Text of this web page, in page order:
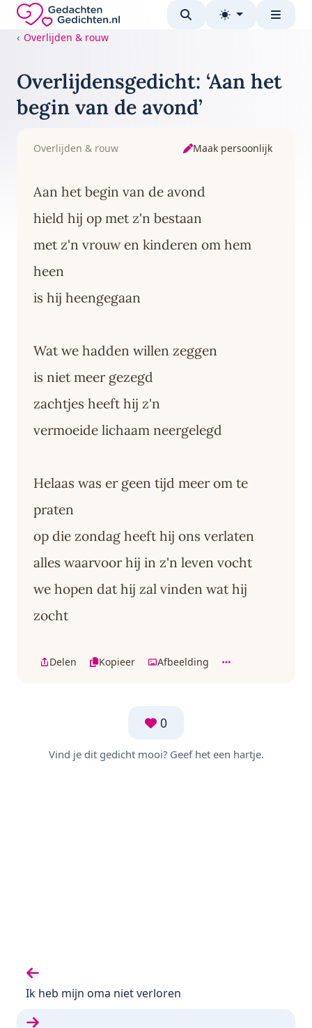
Direct naar de inhoud
Gedachten-Gedichten.nl — naar de homepage
Overlijden & rouw
Overlijdensgedicht: ‘Aan het
begin van de avond’
Overlijden & rouw Maak persoonlijk
Aan het begin van de avond
hield hij op met z'n bestaan
met z'n vrouw en kinderen om hem
heen
is hij heengegaan
Wat we hadden willen zeggen
is niet meer gezegd
zachtjes heeft hij z'n
vermoeide lichaam neergelegd
Helaas was er geen tijd meer om te
praten
op die zondag heeft hij ons verlaten
alles waarvoor hij in z'n leven vocht
we hopen dat hij zal vinden wat hij
zocht
Delen Kopieer Afbeelding
0
Vind je dit gedicht mooi? Geef het een hartje.
Vorige gedicht:
Ik heb mijn oma niet verloren